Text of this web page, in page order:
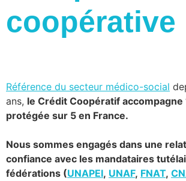
coopérative
Référence du secteur médico-social
ans, le Crédit Coopératif accompagne
protégée sur 5 en France.
Nous sommes engagés dans une
confiance avec les mandataires
fédérations (UNAPEI, UNAF, FNAT,